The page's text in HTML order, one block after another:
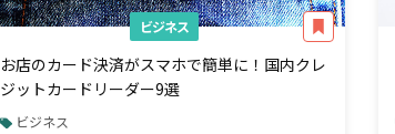
ビジネス
お店のカード決済がスマホで簡単に！国内クレ
ジットカードリーダー9選
ビジネス